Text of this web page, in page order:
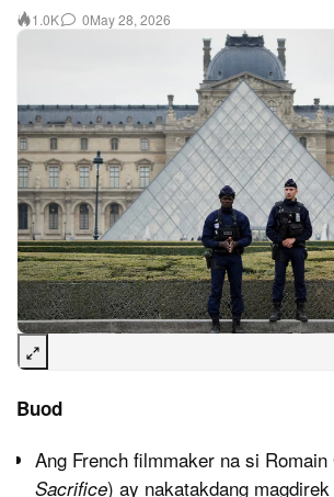
1.0K 0May 28, 2026
Buod
Ang French filmmaker na si
Sacrifice) ay nakatakdang